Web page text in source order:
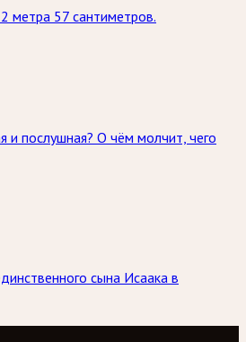
метра 57 сантиметров.
и послушная? О чём молчит, чего
сына Исаака в